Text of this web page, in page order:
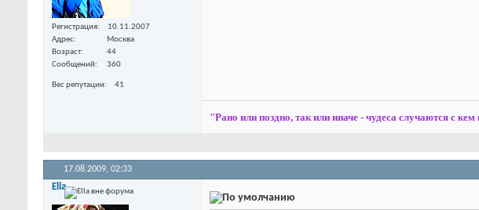
Регистрация
10.11.2007
Адрес
Москва
Возраст
44
Сообщений
360
Вес репутации 41
"Рано или поздно, так или иначе - чудеса случаются с кем
17.08.2009, 02:33
Ella